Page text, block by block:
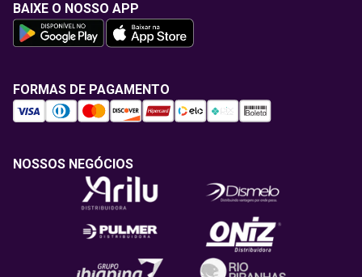
BAIXE O NOSSO APP
FORMAS DE PAGAMENTO
NOSSOS NEGÓCIOS